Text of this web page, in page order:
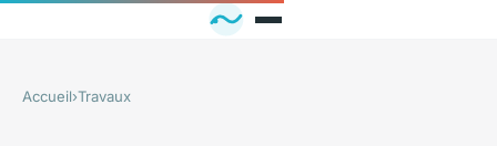
Accueil›Travaux